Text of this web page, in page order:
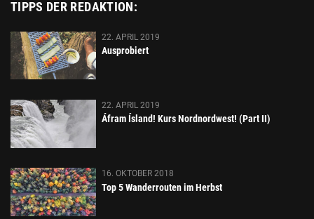
TIPPS DER REDAKTION:
22. APRIL 2019
Ausprobiert
22. APRIL 2019
Áfram Ísland! Kurs Nordnordwest! (Part II)
16. OKTOBER 2018
Top 5 Wanderrouten im Herbst